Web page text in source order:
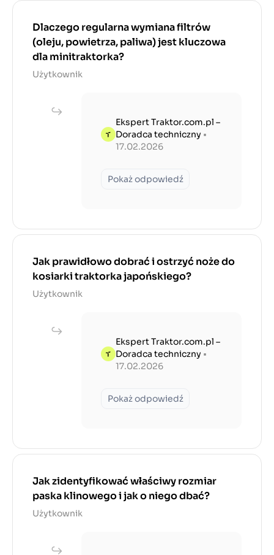
Dlaczego regularna wymiana filtrów
(oleju, powietrza, paliwa) jest kluczowa
dla minitraktorka?
Użytkownik
Ekspert Traktor.com.pl –
Doradca techniczny •
17.02.2026
Pokaż odpowiedź
Jak prawidłowo dobrać i ostrzyć noże do
kosiarki traktorka japońskiego?
Użytkownik
Ekspert Traktor.com.pl –
Doradca techniczny •
17.02.2026
Pokaż odpowiedź
Jak zidentyfikować właściwy rozmiar
paska klinowego i jak o niego dbać?
Użytkownik